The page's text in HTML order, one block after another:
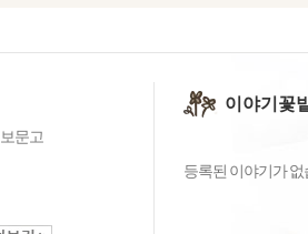
문고
이야기꽃
등록된 이야기가 없